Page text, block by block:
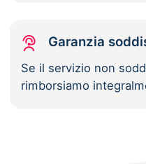
Garanzia
Se il servizio non
rimborsiamo